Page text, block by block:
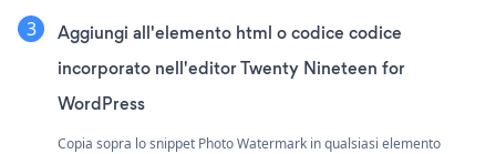
Aggiungi all'elemento html o codice codice
incorporato nell'editor Twenty Nineteen for
WordPress
Copia sopra lo snippet Photo Watermark in qualsiasi elemento